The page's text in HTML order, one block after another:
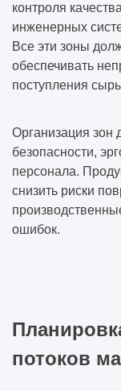
контроля
инженерных
Все эти зоны
обеспечивать
поступления
Организация зон
безопасности,
персонала.
снизить риски
ошибок.
потоков